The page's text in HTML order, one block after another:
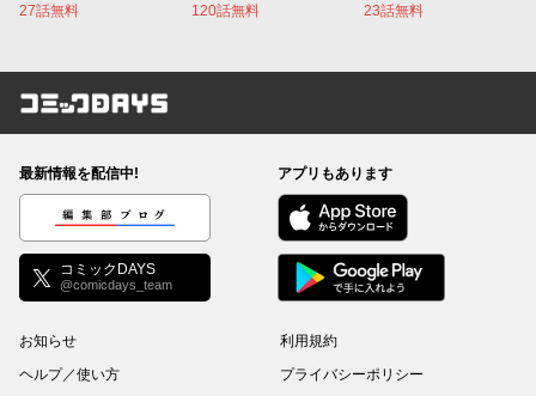
27話無料 120話無料 23話無料
コミックDAYS
最新情報を配信中!
編集部ブログ
コミックDAYS
@comicdays_team
アプリもあります
お知らせ
ヘルプ／使い方
利用規約
プライバシーポリシー